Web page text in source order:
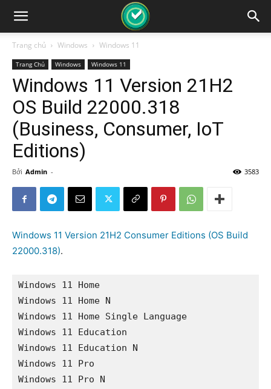
Trang chủ Windows Windows 11
Trang Chủ Windows Windows 11
Windows 11 Version 21H2
OS Build 22000.318
(Business, Consumer, IoT
Editions)
Bởi Admin - 3583
Windows 11 Version 21H2 Consumer Editions (OS Build
22000.318).
Windows 11 Home
Windows 11 Home N
Windows 11 Home Single Language
Windows 11 Education
Windows 11 Education N
Windows 11 Pro
Windows 11 Pro N